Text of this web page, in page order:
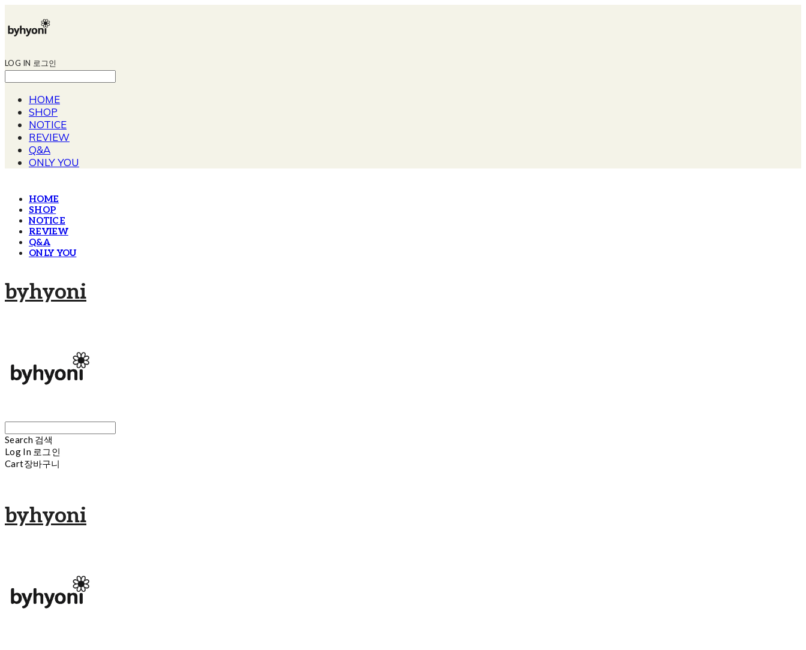
LOG IN 로그인
HOME
SHOP
NOTICE
REVIEW
Q&A
ONLY YOU
HOME
SHOP
NOTICE
REVIEW
Q&A
ONLY YOU
byhyoni
Search 검색
Log In 로그인
Cart장바구니
byhyoni